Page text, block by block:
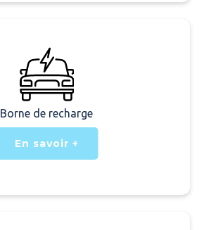
Borne de recharge
En savoir +